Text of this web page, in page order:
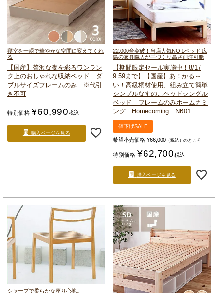
寝室を一瞬で華やかな空間に変えてくれ
る
【国産】贅沢な夜を彩るワンラン
ク上のおしゃれな収納ベッド ダ
ブルサイズフレームのみ ※代引
き不可
特別価格 ¥60,990税込
購入ページを見る
22,000台突破！当店人気NO.1ベッド!広
島の家具職人が手づくり高さ別注可能
【期間限定セール実施中！8/17
9:59まで】【国産】あ！かる～
い！高級桐材使用、組み立て簡単
シンプルなすのこベッドシングル
ベッド フレームのみホームカミ
ング Homecoming NB01
値下げSALE
希望小売価格 ¥66,000 （税込）のところ
特別価格 ¥62,700税込
購入ページを見る
シャープで柔らかな座り心地。